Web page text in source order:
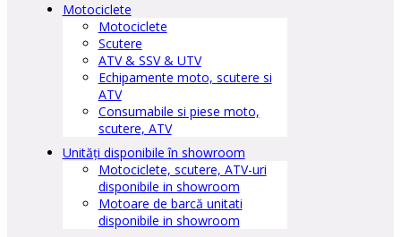
Motociclete
Motociclete
Scutere
ATV & SSV & UTV
Echipamente moto, scutere si
ATV
Consumabile si piese moto,
scutere, ATV
Unități disponibile în showroom
Motociclete, scutere, ATV-uri
disponibile in showroom
Motoare de barcă unitati
disponibile in showroom